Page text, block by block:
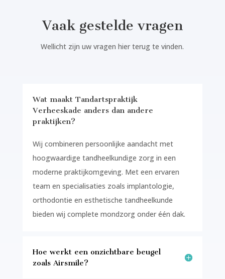
Vaak gestelde vragen
Wellicht zijn uw vragen hier terug te vinden.
Wat maakt Tandartspraktijk
Verheeskade anders dan andere
praktijken?
Wij combineren persoonlijke aandacht met
hoogwaardige tandheelkundige zorg in een
moderne praktijkomgeving. Met een ervaren
team en specialisaties zoals implantologie,
orthodontie en esthetische tandheelkunde
bieden wij complete mondzorg onder één dak.
Hoe werkt een onzichtbare beugel
zoals Airsmile?